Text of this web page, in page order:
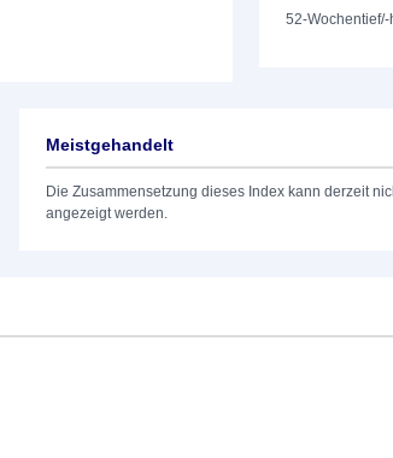
52-Wochentief/-
Meistgehandelt
Die Zusammensetzung dieses Index kann derzeit
angezeigt werden.